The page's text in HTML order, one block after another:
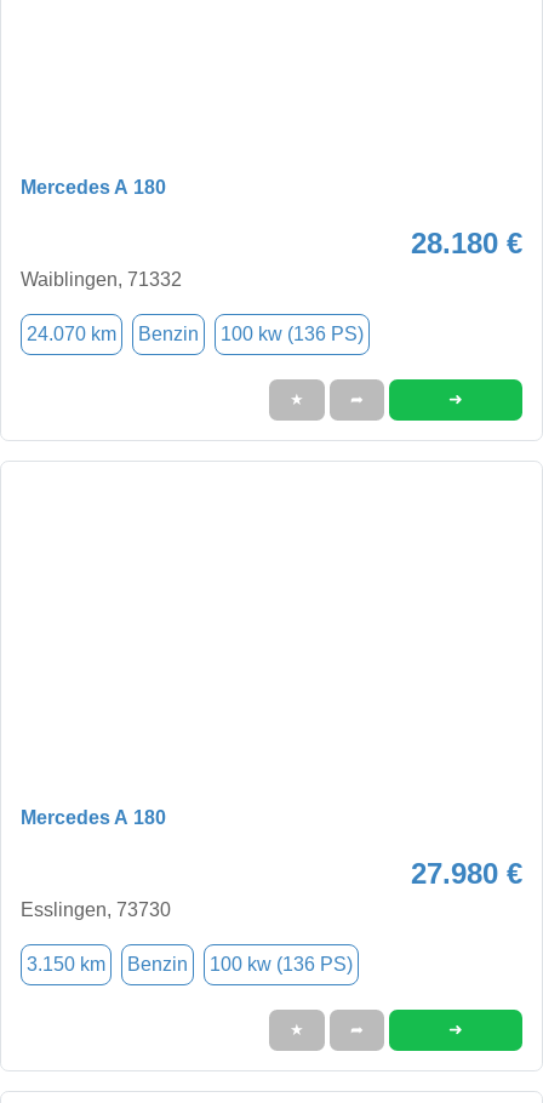
Mercedes A 180
28.180 €
Waiblingen, 71332
24.070 km Benzin 100 kw (136 PS)
★ ➦ ➜
Mercedes A 180
27.980 €
Esslingen, 73730
3.150 km Benzin 100 kw (136 PS)
★ ➦ ➜